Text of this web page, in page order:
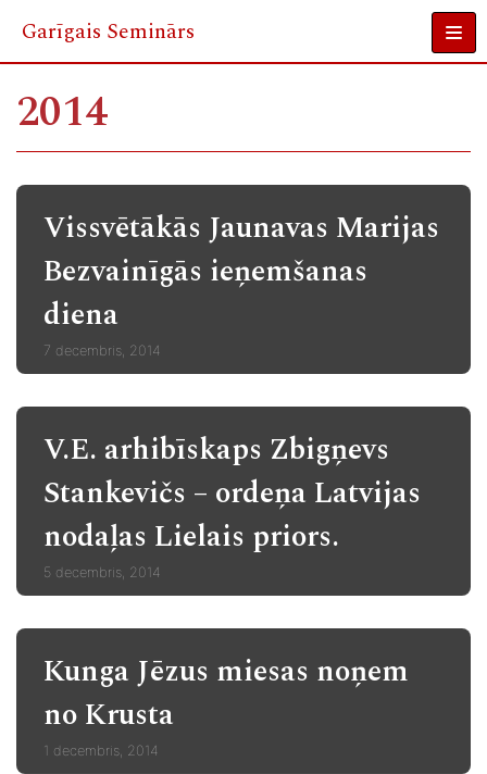
Skip
content
Garīgais Seminārs
2014
Vissvētākās Jaunavas Marijas
Bezvainīgās ieņemšanas
diena
7 decembris, 2014
V.E. arhibīskaps Zbigņevs
Stankevičs – ordeņa Latvijas
nodaļas Lielais priors.
5 decembris, 2014
Kunga Jēzus miesas noņem
no Krusta
1 decembris, 2014